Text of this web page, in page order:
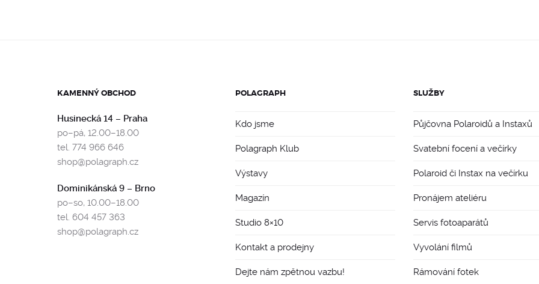
KAMENNÝ OBCHOD
Husinecká 14 – Praha
po–pá, 12.00–18.00
tel. 774 966 646
shop@polagraph.cz
Dominikánská 9 – Brno
po–so, 10.00–18.00
tel. 604 457 363
shop@polagraph.cz
POLAGRAPH
Kdo jsme
Polagraph Klub
Výstavy
Magazín
Studio 8×10
Kontakt a prodejny
Dejte nám zpětnou vazbu!
SLUŽBY
Půjčovna Polaroidů a Instaxů
Svatební focení a večírky
Polaroid či Instax na večírku
Pronájem ateliéru
Servis fotoaparátů
Vyvolání filmů
Rámování fotek